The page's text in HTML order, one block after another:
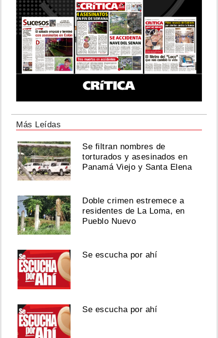
Más Leídas
Se filtran nombres de
torturados y asesinados en
Panamá Viejo y Santa Elena
Doble crimen estremece a
residentes de La Loma, en
Pueblo Nuevo
Se escucha por ahí
Se escucha por ahí